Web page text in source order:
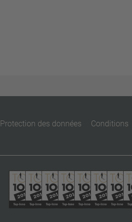
Protection des données Conditions